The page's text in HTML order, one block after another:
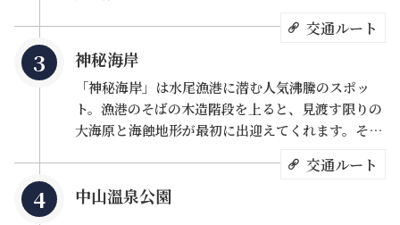
金山温泉に浸かる前に、金山の山と海の美しい景色を先に
楽しんでおきましょう。新しく建設された金山立体駐車場
に車を停めたら、温かい服装で獅頭山歩道を陸と海との境
界まで進みます。歩道は平坦で歩きやすく、駐車場から展
望台までわずか35分です。獅頭山歩道はかつて軍事管制
エリアであり、一般の人々が足を運ぶことが難しかったた
い好運道（弥勒仏像）を経由し、さらに奥へ進む
と、はかない「夫婦岩」の伝説が伝わる、2本の燭
台に似た「燭台雙嶼」を眺めたり、北海岸の神秘海
岸に足を踏み入れ、海蝕棚から豆腐岩や砂岩の遺跡
を観賞したりすることができます。そして、ここ獅
頭山公園が何よりも素晴らしいのは、「金山海岸三
大奇観」である燭台雙嶼、磺港漁火（磺港漁港の漁
り火）、水尾泛月（水尾漁港に浮かぶ月）が、一度
に心ゆくまで眺められるという点です。
交通ルート
神秘海岸
「神秘海岸」は水尾漁港に潜む人気沸騰のスポッ
ト。漁港のそばの木造階段を上ると、見渡す限りの
大海原と海蝕地形が最初に出迎えてくれます。そこ
た秘境に到着。そこには水尾漁港とは全く違う世界
が広がり、海水が様々な奇岩を打ち付け、海の迫力
交通ルート
中山溫泉公園